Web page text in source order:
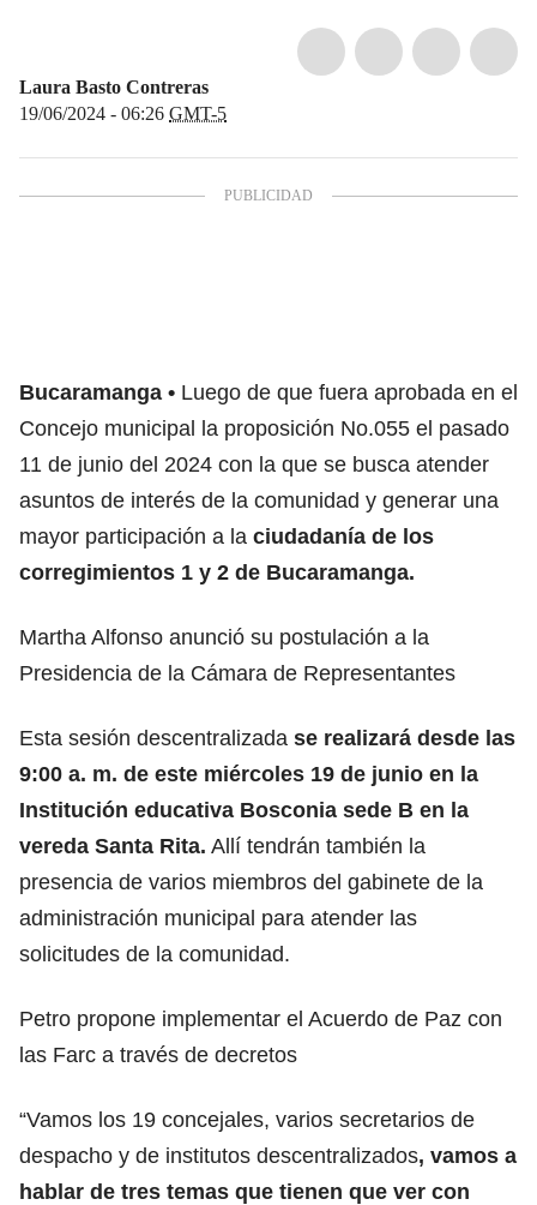
Laura Basto Contreras
19/06/2024 - 06:26 GMT-5
Bucaramanga
Luego de que fuera aprobada en el
Concejo municipal la proposición No.055 el pasado
11 de junio del 2024 con la que se busca atender
asuntos de interés de la comunidad y generar una
mayor participación a la ciudadanía de los
corregimientos 1 y 2 de Bucaramanga.
Martha Alfonso anunció su postulación a la
Presidencia de la Cámara de Representantes
Esta sesión descentralizada se realizará desde las
9:00 a. m. de este miércoles 19 de junio en la
Institución educativa Bosconia sede B en la
vereda Santa Rita. Allí tendrán también la
presencia de varios miembros del gabinete de la
administración municipal para atender las
solicitudes de la comunidad.
Petro propone implementar el Acuerdo de Paz con
las Farc a través de decretos
“Vamos los 19 concejales, varios secretarios de
despacho y de institutos descentralizados, vamos a
hablar de tres temas que tienen que ver con